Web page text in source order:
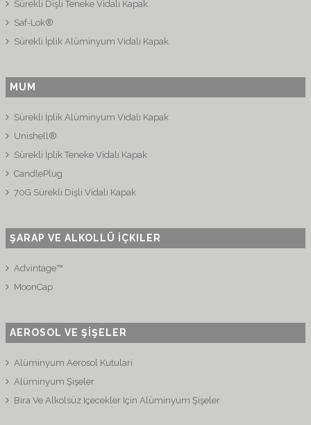
Sürekli Dişli Teneke Vidalı Kapak
Saf-Lok®
Sürekli İplik Alüminyum Vidalı Kapak
MUM
Sürekli İplik Alüminyum Vidalı Kapak
Unishell®
Sürekli İplik Teneke Vidalı Kapak
CandlePlug
70G Sürekli Dişli Vidalı Kapak
ŞARAP VE ALKOLLÜ İÇKILER
Advintage™
MoonCap
AEROSOL VE ŞİŞELER
Alüminyum Aerosol Kutulari
Alüminyum Şişeler
Bira Ve Alkolsüz Içecekler Için Alüminyum Şişeler